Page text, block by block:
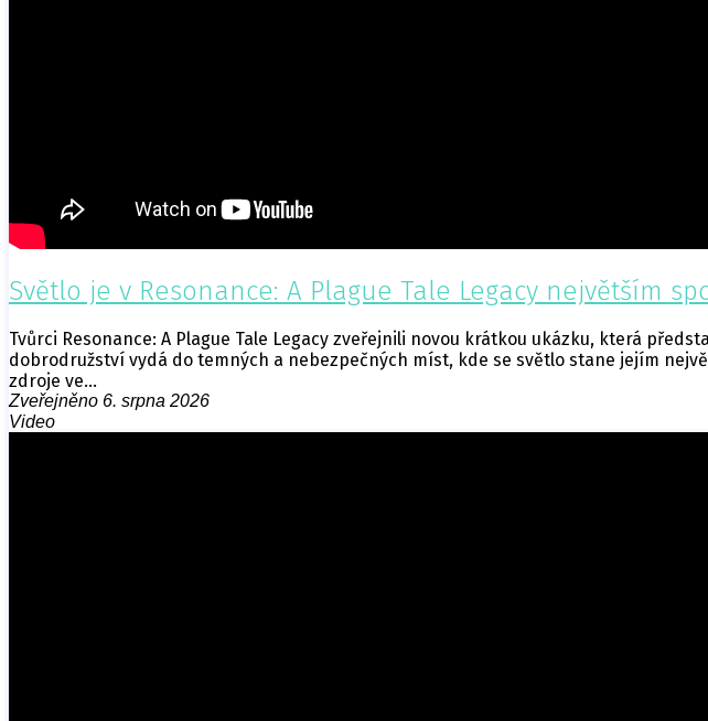
Světlo je v Resonance: A Plague Tale Legacy největším
Tvůrci Resonance: A Plague Tale Legacy zveřejnili novou krátkou ukázku, která
dobrodružství vydá do temných a nebezpečných míst, kde se světlo stane jejím
zdroje ve…
Zveřejněno 6. srpna 2026
Video